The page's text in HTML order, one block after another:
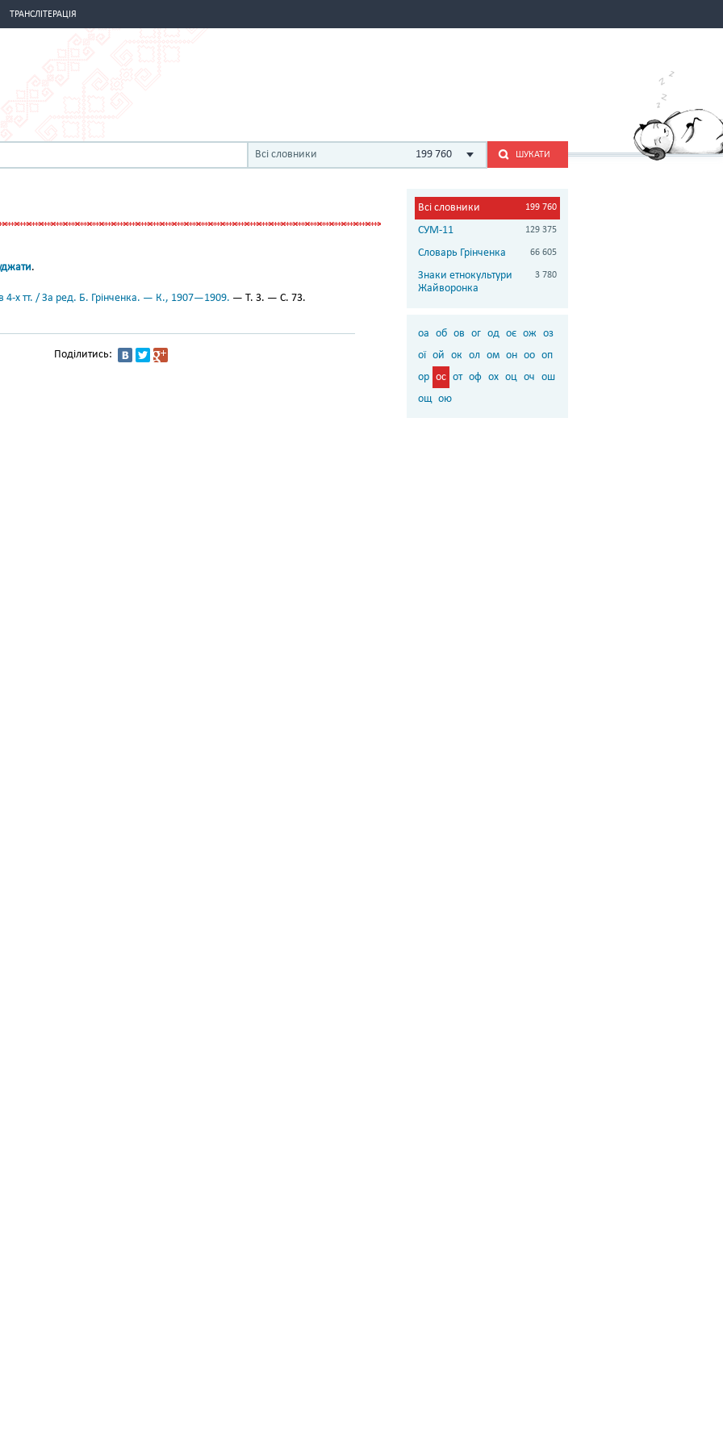
ТРАНСЛІТЕРАЦІЯ
Всі словники 199 760 ШУКАТИ
.
4-х тт. / За ред. Б. Грінченка. — К., 1907—1909. — Т. 3. — С. 73.
Поділитись:
Всі словники 199 760
СУМ-11 129 375
Словарь Грінченка 66 605
Знаки етнокультури
Жайворонка
3 780
оа об ов ог од оє ож оз
ої ой ок ол ом он оо оп
ор ос от оф ох оц оч ош
ощ ою